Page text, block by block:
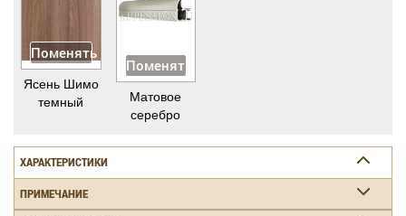
Поменять
Ясень Шимо
темный
Поменять
Матовое
серебро
ХАРАКТЕРИСТИКИ
ПРИМЕЧАНИЕ